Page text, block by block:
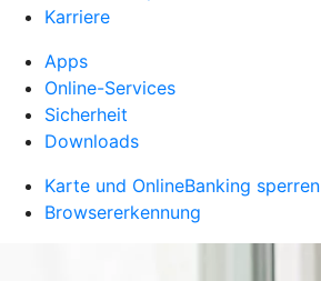
Karriere
Apps
Online-Services
Sicherheit
Downloads
Karte und OnlineBanking sperren
Browsererkennung